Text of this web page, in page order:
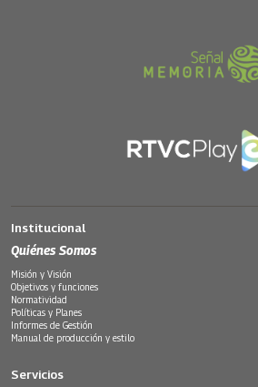
Institucional
Quiénes Somos
Misión y Visión
Objetivos y funciones
Normatividad
Políticas y Planes
Informes de Gestión
Manual de producción y estilo
Servicios